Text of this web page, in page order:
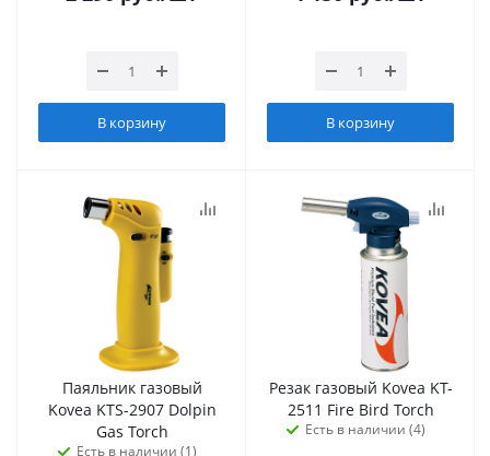
В корзину В корзину
Паяльник газовый
Kovea KTS-2907 Dolpin
Gas Torch
Есть в наличии (1)
Резак газовый Kovea KT-
2511 Fire Bird Torch
Есть в наличии (4)